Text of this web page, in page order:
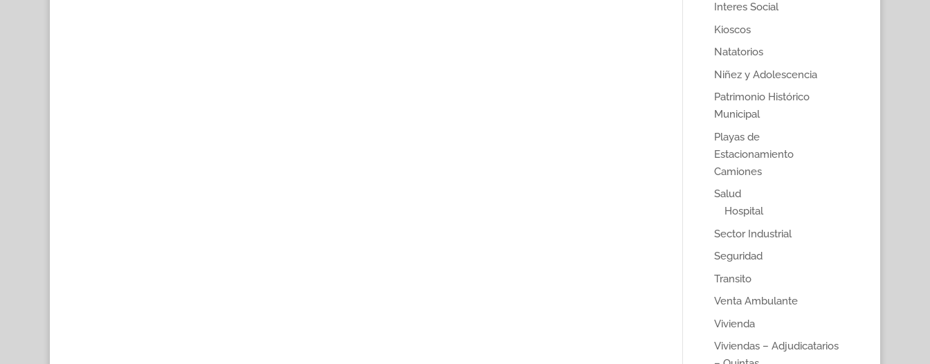
Interes Social
Kioscos
Natatorios
Niñez y Adolescencia
Patrimonio Histórico
Municipal
Playas de
Estacionamiento
Camiones
Salud
Hospital
Sector Industrial
Seguridad
Transito
Venta Ambulante
Vivienda
Viviendas – Adjudicatarios